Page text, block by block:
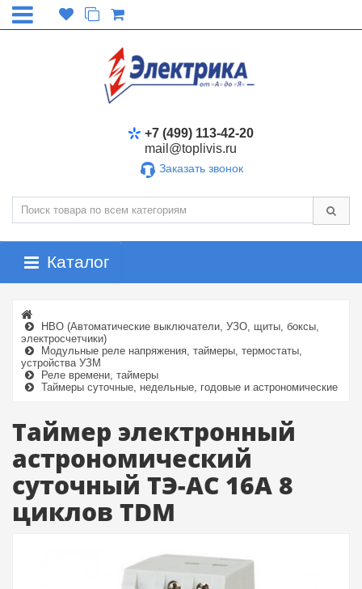
+7 (499) 113-42-20
mail@toplivis.ru
Заказать звонок
Каталог
НВО (Автоматические выключатели, УЗО, щиты, боксы,
электросчетчики)
Модульные реле напряжения, таймеры, термостаты,
устройства УЗМ
Реле времени, таймеры
Таймеры суточные, недельные, годовые и астрономические
Таймер электронный
астрономический
суточный ТЭ-АС 16А 8
циклов TDM